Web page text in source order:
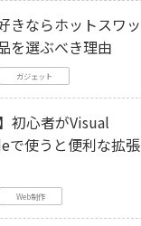
きならホットスワッ
を選ぶべき理由
ガジェット
初心者がVisual
で使うと便利な拡張
Web制作